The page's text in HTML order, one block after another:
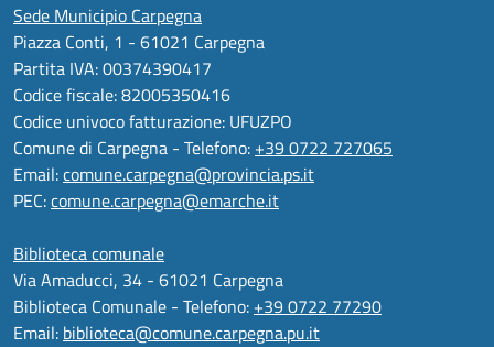
Sede Municipio Carpegna
Piazza Conti, 1 - 61021 Carpegna
Partita IVA: 00374390417
Codice fiscale: 82005350416
Codice univoco fatturazione: UFUZPO
Comune di Carpegna - Telefono: +39 0722 727065
Email:comune.carpegna@provincia.ps.it
PEC:comune.carpegna@emarche.it
Biblioteca comunale
Via Amaducci, 34 - 61021 Carpegna
Biblioteca Comunale - Telefono: +39 0722 77290
Email: biblioteca@comune.carpegna.pu.it